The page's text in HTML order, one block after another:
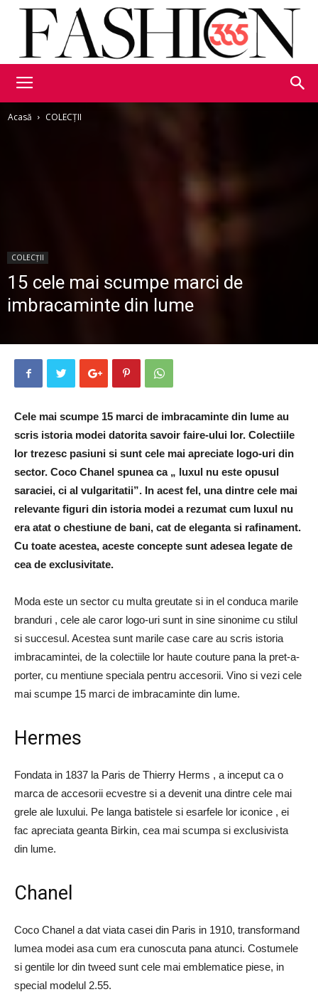
Acasă COLECȚII
COLECȚII
15 cele mai scumpe marci de
imbracaminte din lume
Cele mai scumpe 15 marci de imbracaminte din lume au
scris istoria modei datorita savoir faire-ului lor. Colectiile
lor trezesc pasiuni si sunt cele mai apreciate logo-uri din
sector. Coco Chanel spunea ca „ luxul nu este opusul
saraciei, ci al vulgaritatii”. In acest fel, una dintre cele mai
relevante figuri din istoria modei a rezumat cum luxul nu
era atat o chestiune de bani, cat de eleganta si rafinament.
Cu toate acestea, aceste concepte sunt adesea legate de
cea de exclusivitate.
Moda este un sector cu multa greutate si in el conduca marile
branduri , cele ale caror logo-uri sunt in sine sinonime cu stilul
si succesul. Acestea sunt marile case care au scris istoria
imbracamintei, de la colectiile lor haute couture pana la pret-a-
porter, cu mentiune speciala pentru accesorii. Vino si vezi cele
mai scumpe 15 marci de imbracaminte din lume.
Hermes
Fondata in 1837 la Paris de Thierry Herms , a inceput ca o
marca de accesorii ecvestre si a devenit una dintre cele mai
grele ale luxului. Pe langa batistele si esarfele lor iconice , ei
fac apreciata geanta Birkin, cea mai scumpa si exclusivista
din lume.
Chanel
Coco Chanel a dat viata casei din Paris in 1910, transformand
lumea modei asa cum era cunoscuta pana atunci. Costumele
si gentile lor din tweed sunt cele mai emblematice piese, in
special modelul 2.55.